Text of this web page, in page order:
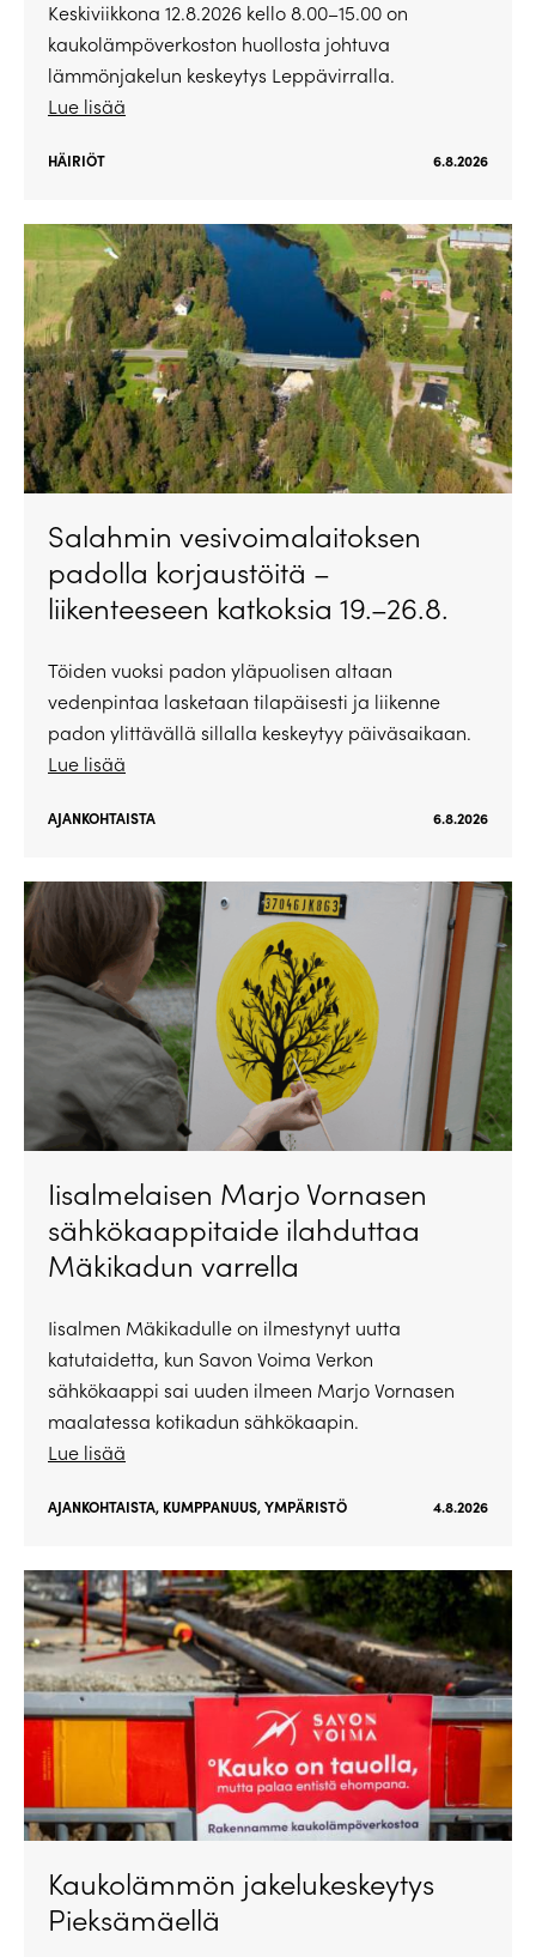
Keskiviikkona 12.8.2026 kello 8.00–15.00 on
kaukolämpöverkoston huollosta johtuva
lämmönjakelun keskeytys Leppävirralla.
Lue lisää
HÄIRIÖT 6.8.2026
Salahmin vesivoimalaitoksen
padolla korjaustöitä –
liikenteeseen katkoksia 19.–26.8.
Töiden vuoksi padon yläpuolisen altaan
vedenpintaa lasketaan tilapäisesti ja liikenne
padon ylittävällä sillalla keskeytyy päiväsaikaan.
Lue lisää
AJANKOHTAISTA 6.8.2026
Iisalmelaisen Marjo Vornasen
sähkökaappitaide ilahduttaa
Mäkikadun varrella
Iisalmen Mäkikadulle on ilmestynyt uutta
katutaidetta, kun Savon Voima Verkon
sähkökaappi sai uuden ilmeen Marjo Vornasen
maalatessa kotikadun sähkökaapin.
Lue lisää
AJANKOHTAISTA, KUMPPANUUS,YMPÄRISTÖ 4.8.2026
Kaukolämmön jakelukeskeytys
Pieksämäellä